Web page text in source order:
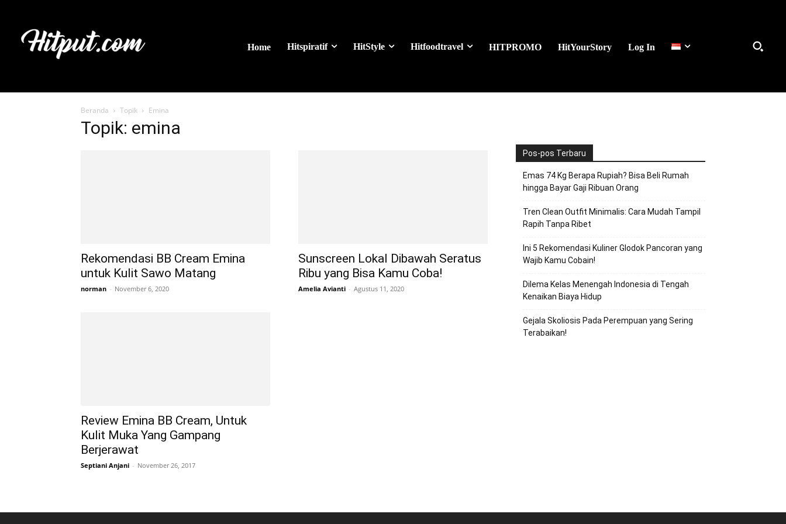
Home Hitspiratif HitStyle Hitfoodtravel HITPROMO HitYourStory Log In
Beranda Topik Emina
Topik: emina
Rekomendasi BB Cream Emina
untuk Kulit Sawo Matang
norman - November 6, 2020
Sunscreen Lokal Dibawah Seratus
Ribu yang Bisa Kamu Coba!
Amelia Avianti - Agustus 11, 2020
Review Emina BB Cream, Untuk
Kulit Muka Yang Gampang
Berjerawat
Septiani Anjani - November 26, 2017
Pos-pos Terbaru
Emas 74 Kg Berapa Rupiah? Bisa Beli Rumah
hingga Bayar Gaji Ribuan Orang
Tren Clean Outfit Minimalis: Cara Mudah Tampil
Rapih Tanpa Ribet
Ini 5 Rekomendasi Kuliner Glodok Pancoran yang
Wajib Kamu Cobain!
Dilema Kelas Menengah Indonesia di Tengah
Kenaikan Biaya Hidup
Gejala Skoliosis Pada Perempuan yang Sering
Terabaikan!